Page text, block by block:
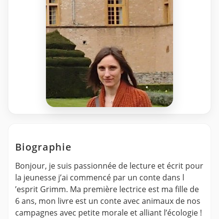
Biographie
Bonjour, je suis passionnée de lecture et écrit pour
la jeunesse j’ai commencé par un conte dans l
’esprit Grimm. Ma première lectrice est ma fille de
6 ans, mon livre est un conte avec animaux de nos
campagnes avec petite morale et alliant l’écologie !